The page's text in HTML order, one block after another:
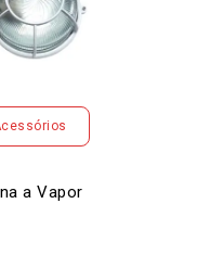
a Vapor